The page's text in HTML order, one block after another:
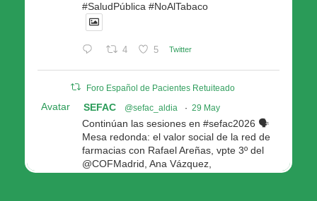
#SaludPública #NoAlTabaco
4 5 Twitter
Foro Español de Pacientes Retuiteado
Avatar SEFAC @sefac_aldia · 29 May
Continúan las sesiones en #sefac2026 🗣️
Mesa redonda: el valor social de la red de
farmacias con Rafael Areñas, vpte 3º del
@COFMadrid, Ana Vázquez,